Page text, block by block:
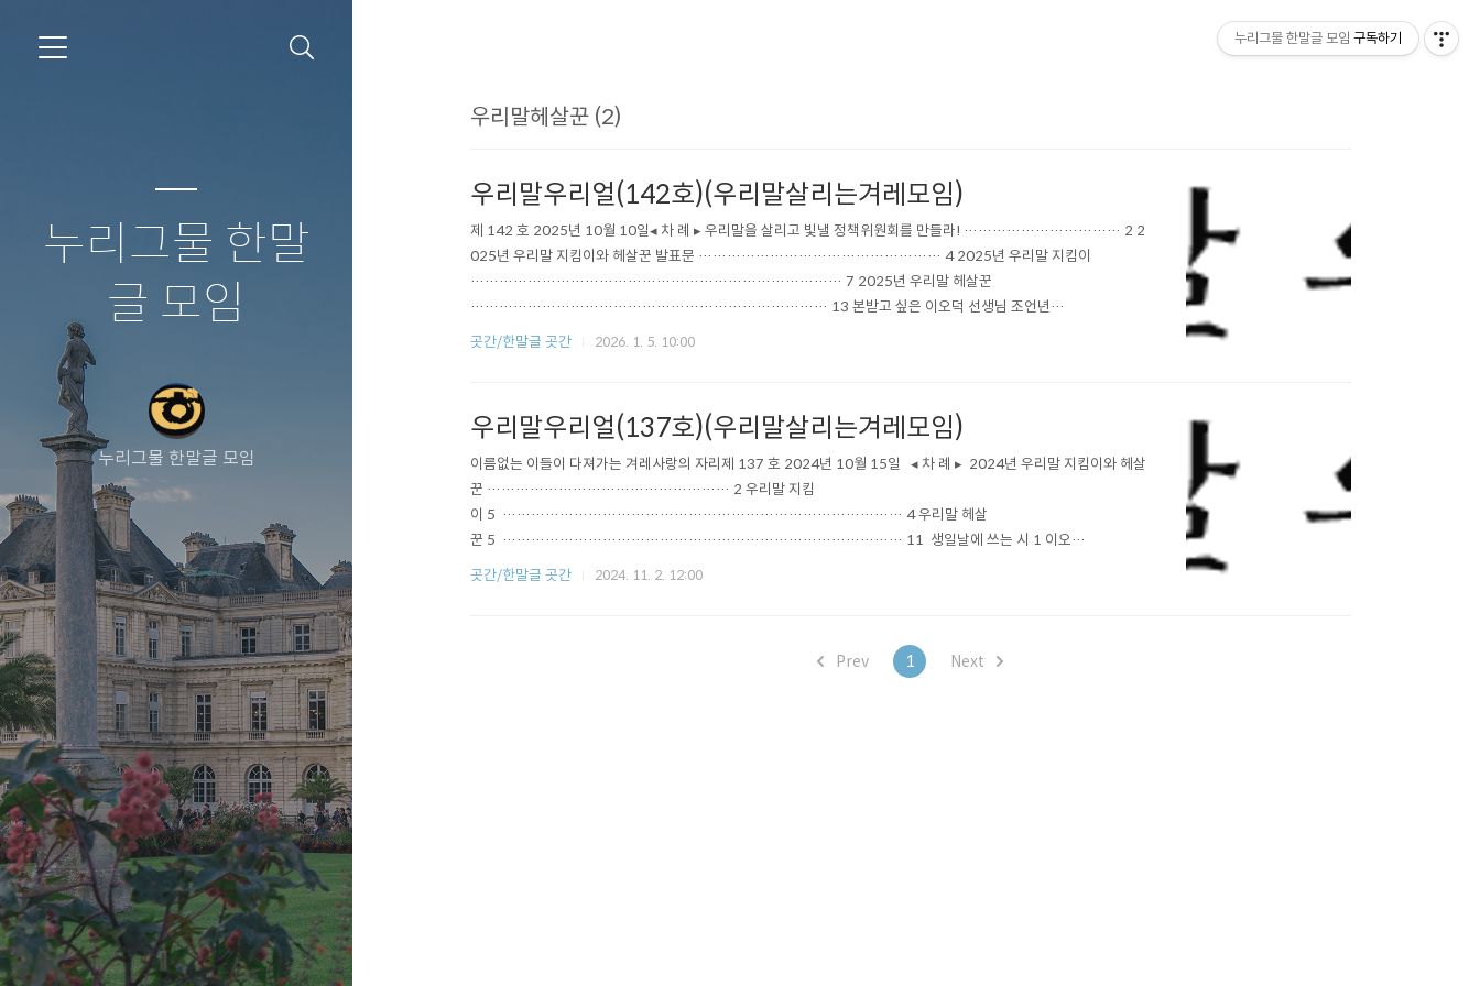
누리그물 한말
글 모임
누리그물 한말글 모임
우리말헤살꾼 (2)
우리말우리얼(142호)(우리말살리는겨레모임)
제 142 호 2025년 10월 10일◂ 차 례 ▸ 우리말을 살리고 빛낼 정책위원회를 만들라! …………………………… 2 2
025년 우리말 지킴이와 헤살꾼 발표문 …………………………………………… 4 2025년 우리말 지킴이
…………………………………………………………………… 7 2025년 우리말 헤살꾼
………………………………………………………………… 13 본받고 싶은 이오덕 선생님 조언년
…………………………………………………… 18 울산 외솔 최현배 선생 기념관의 우리말 큰사전 권순채
곳간/한말글 곳간 2026. 1. 5. 10:00
우리말우리얼(137호)(우리말살리는겨레모임)
이름없는 이들이 다져가는 겨레사랑의 자리제 137 호 2024년 10월 15일 ◂ 차 례 ▸ 2024년 우리말 지킴이와 헤살
꾼 …………………………………………… 2 우리말 지킴
이 5 ………………………………………………………………………… 4 우리말 헤살
꾼 5 ………………………………………………………………………… 11 생일날에 쓰는 시 1 이오
덕 ………………………………………………… 19 하늘 김리
구 ……………………………………………………………… 36 역사를 바로 볼 줄 알아야 우인오랑 ..
곳간/한말글 곳간 2024. 11. 2. 12:00
Prev 1 Next
누리그물 한말글 모임 구독하기